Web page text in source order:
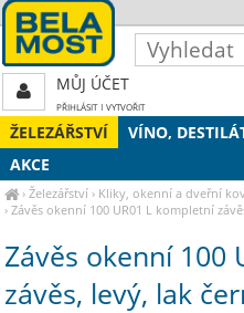
ŽELEZÁŘSTVÍ VÍNO,
AKCE
›Železářství › Kliky, okenní a dveřní
›Závěs okenní 100 UR01 L kompletní
Závěs okenní 100
závěs, levý, lak
MŮJ ÚČET
PŘIHLÁSIT| VYTVOŘIT